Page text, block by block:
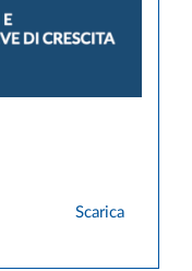
Scarica